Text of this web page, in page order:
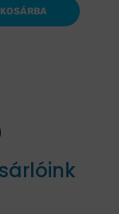
KOSÁRBA